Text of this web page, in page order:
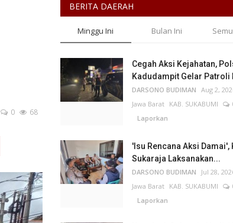
0 68
BERITA DAERAH
Minggu Ini Bulan Ini
Cegah Aksi Kejahatan,
Kadudampit Gelar Patroli
DARSONO BUDIMAN Aug 2,
Jawa Barat KAB. SUKABUMI
Laporkan
'Isu Rencana Aksi Damai',
Sukaraja Laksanakan...
DARSONO BUDIMAN
Jul 28,
Jawa Barat KAB. SUKABUMI
Laporkan